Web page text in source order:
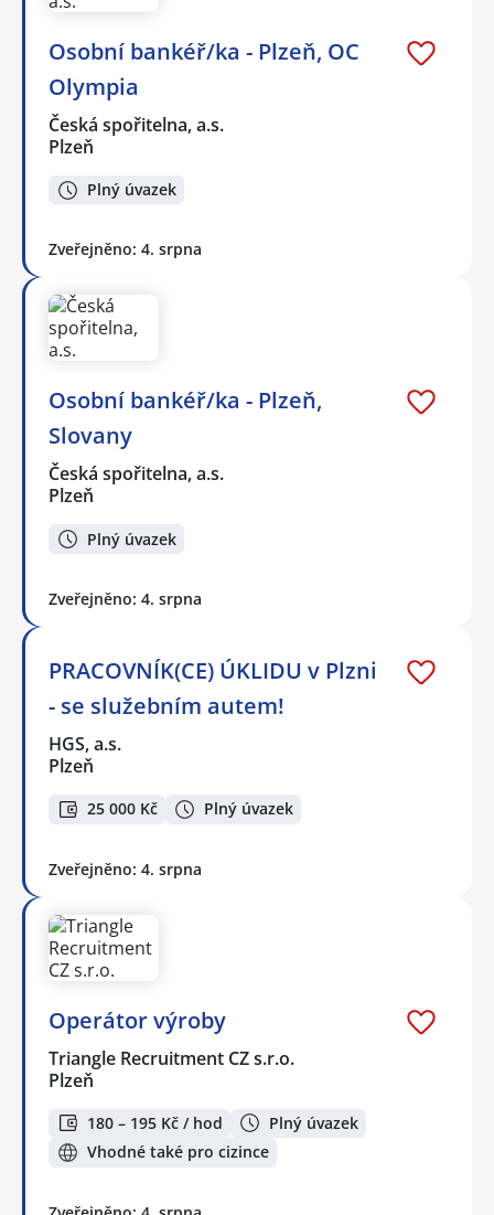
Osobní bankéř/ka - Plzeň, OC
Olympia
Česká spořitelna, a.s.
Plzeň
Plný úvazek
Zveřejněno: 4. srpna
Osobní bankéř/ka - Plzeň,
Slovany
Česká spořitelna, a.s.
Plzeň
Plný úvazek
Zveřejněno: 4. srpna
PRACOVNÍK(CE) ÚKLIDU v Plzni
- se služebním autem!
HGS, a.s.
Plzeň
25 000 Kč Plný úvazek
Zveřejněno: 4. srpna
Operátor výroby
Triangle Recruitment CZ s.r.o.
Plzeň
180 – 195 Kč / hod
Plný úvazek
Vhodné také pro cizince